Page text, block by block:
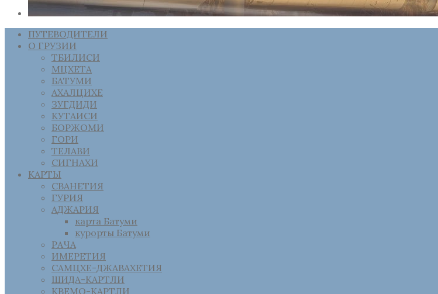
ПУТЕВОДИТЕЛИ
О ГРУЗИИ
ТБИЛИСИ
МЦХЕТА
БАТУМИ
АХАЛЦИХЕ
ЗУГДИДИ
КУТАИСИ
БОРЖОМИ
ГОРИ
ТЕЛАВИ
СИГНАХИ
КАРТЫ
СВАНЕТИЯ
ГУРИЯ
АДЖАРИЯ
карта Батуми
курорты Батуми
РАЧА
ИМЕРЕТИЯ
САМЦХЕ-ДЖАВАХЕТИЯ
ШИДА-КАРТЛИ
КВЕМО-КАРТЛИ